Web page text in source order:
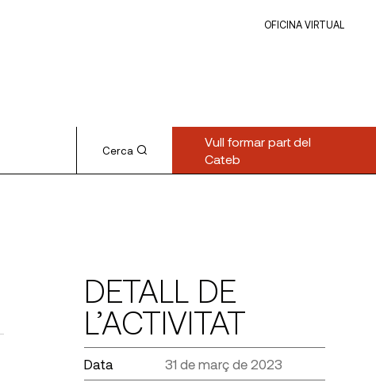
OFICINA VIRTUAL
Cerca
Vull formar part del
Cateb
DETALL DE
L’ACTIVITAT
Data 31 de març de 2023